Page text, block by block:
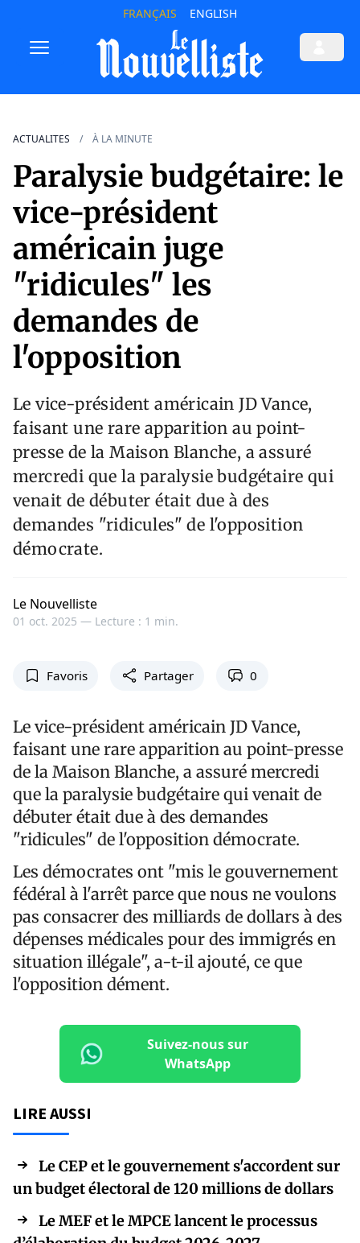
FRANÇAIS ENGLISH
ACTUALITES À LA MINUTE
Paralysie budgétaire: le
vice-président
américain juge
"ridicules" les
demandes de
l'opposition
Le vice-président américain JD Vance,
faisant une rare apparition au point-
presse de la Maison Blanche, a assuré
mercredi que la paralysie budgétaire qui
venait de débuter était due à des
demandes "ridicules" de l'opposition
démocrate.
Le Nouvelliste
01 oct. 2025 — Lecture : 1 min.
Favoris Partager 0
Le vice-président américain JD Vance,
faisant une rare apparition au point-presse
de la Maison Blanche, a assuré mercredi
que la paralysie budgétaire qui venait de
débuter était due à des demandes
"ridicules" de l'opposition démocrate.
Les démocrates ont "mis le gouvernement
fédéral à l'arrêt parce que nous ne voulons
pas consacrer des milliards de dollars à des
dépenses médicales pour des immigrés en
situation illégale", a-t-il ajouté, ce que
l'opposition dément.
Suivez-nous sur
WhatsApp
LIRE AUSSI
Le CEP et le gouvernement s'accordent sur
un budget électoral de 120 millions de dollars
Le MEF et le MPCE lancent le processus